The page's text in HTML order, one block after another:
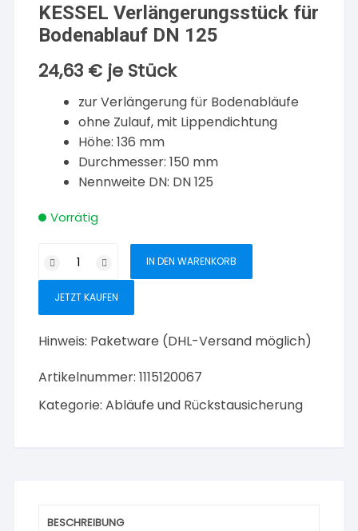
KESSEL Verlängerungsstück für
Bodenablauf DN 125
24,63 € je Stück
zur Verlängerung für Bodenabläufe
ohne Zulauf, mit Lippendichtung
Höhe: 136 mm
Durchmesser: 150 mm
Nennweite DN: DN 125
Vorrätig
Verlängerungsstück
125
IN DEN WARENKORB
JETZT KAUFEN
Hinweis: Paketware (DHL-Versand möglich)
Artikelnummer:1115120067
Kategorie:Abläufe und Rückstausicherung
BESCHREIBUNG